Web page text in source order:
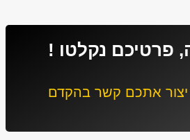
פרטיכם נקלטו !
יצור אתכם קשר בהקדם